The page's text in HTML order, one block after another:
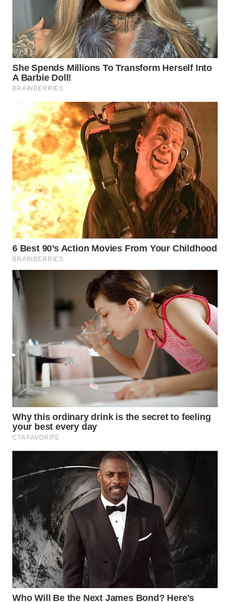
WN
KARO
WN
SIMALUNGUN
WN
LABUHANBATU
WN
TAPANULI
TENGAH
WN DELI
SERDANG
WN
TEBING
TINGGI
PAKPAK
KARAWANG
WN
BEKASI
WN
BOGOR
WN
WN
UTARA
WN
SAMOSIR
WN
PADANG
LAWAS